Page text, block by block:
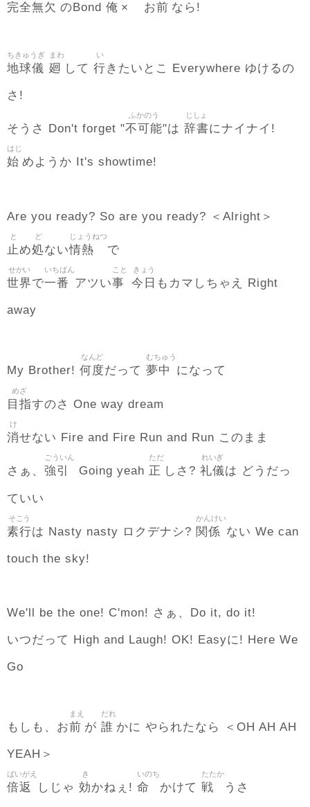
完全無欠 のBond 俺 × お前 なら!
地球儀
ちきゅうぎ
廻
まわ
して 行
い
きたいとこ Everywhere ゆけるの
さ!
そうさ Don't forget "不可能
ふかのう
"は 辞書
じしょ
にナイナイ!
始
はじ
めようか It's showtime!
Are you ready? So are you ready? ＜Alright＞
止
と
め処
ど
ない情熱
じょうねつ
で
世界
せかい
で一番
いちばん
アツい事
こと
今日
きょう
もカマしちゃえ Right
away
My Brother! 何度
なんど
だって 夢中
むちゅう
になって
目指
めざ
すのさ One way dream
消
け
せない Fire and Fire Run and Run このまま
さぁ、 強引
ごういん
Going yeah 正
ただ
しさ? 礼儀
れいぎ
は どうだっ
ていい
素行
そこう
は Nasty nasty ロクデナシ? 関係
かんけい
ない We can
touch the sky!
We'll be the one! C'mon! さぁ、Do it, do it!
いつだって High and Laugh! OK! Easyに! Here We
Go
もしも、お前
まえ
が 誰
だれ
かに やられたなら ＜OH AH AH
YEAH＞
倍返
ばいがえ
しじゃ 効
き
かねぇ! 命
いのち
かけて 戦
たたか
うさ